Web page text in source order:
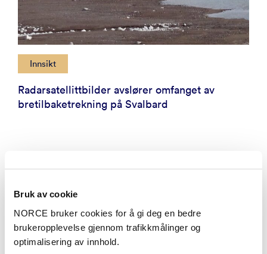
Bruk av cookie
NORCE bruker cookies for å gi deg en bedre
brukeropplevelse gjennom trafikkmålinger og
optimalisering av innhold.
Innsikt
Radarsatellittbilder avslører omfanget av
bretilbaketrekning på Svalbard